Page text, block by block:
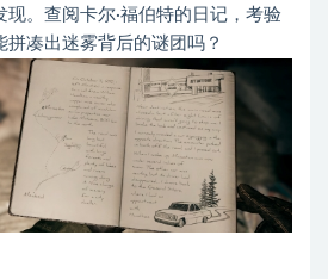
。查阅卡尔·福伯特的日记，考验
拼凑出迷雾背后的谜团吗？